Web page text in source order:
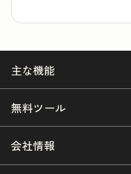
主な機能
無料ツール
会社情報